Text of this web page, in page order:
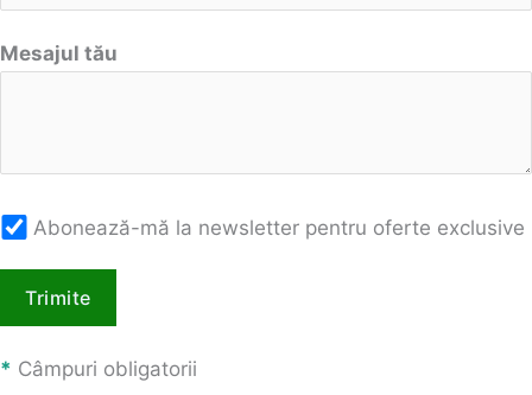
Mesajul tău
Abonează-mă la newsletter pentru oferte exclusive
* Câmpuri obligatorii